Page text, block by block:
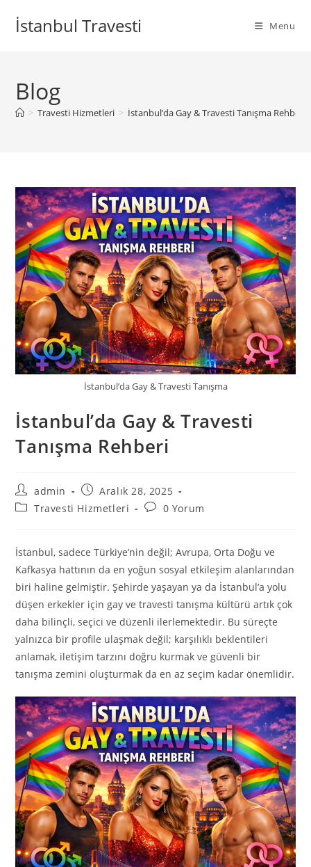
İstanbul Travesti Menu
Blog
> Travesti Hizmetleri > İstanbul’da Gay & Travesti Tanışma Rehberi
İstanbul’da Gay & Travesti Tanışma
İstanbul’da Gay & Travesti
Tanışma Rehberi
Post
author:
admin
Post
published:
Aralık 28, 2025
PostTravesti Hizmetleri
Post0 Yorum
İstanbul, sadece Türkiye’nin değil; Avrupa, Orta Doğu ve
Kafkasya hattının da en yoğun sosyal etkileşim alanlarından
biri haline gelmiştir. Şehirde yaşayan ya da İstanbul’a yolu
düşen erkekler için gay ve travesti tanışma kültürü artık çok
daha bilinçli, seçici ve düzenli ilerlemektedir. Bu süreçte
yalnızca bir profile ulaşmak değil; karşılıklı beklentileri
anlamak, iletişim tarzını doğru kurmak ve güvenli bir
tanışma zemini oluşturmak da en az seçim kadar önemlidir.